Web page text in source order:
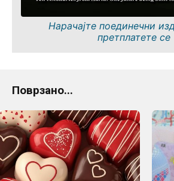
Нарачајте поединечни
претплатете се
Поврзано...